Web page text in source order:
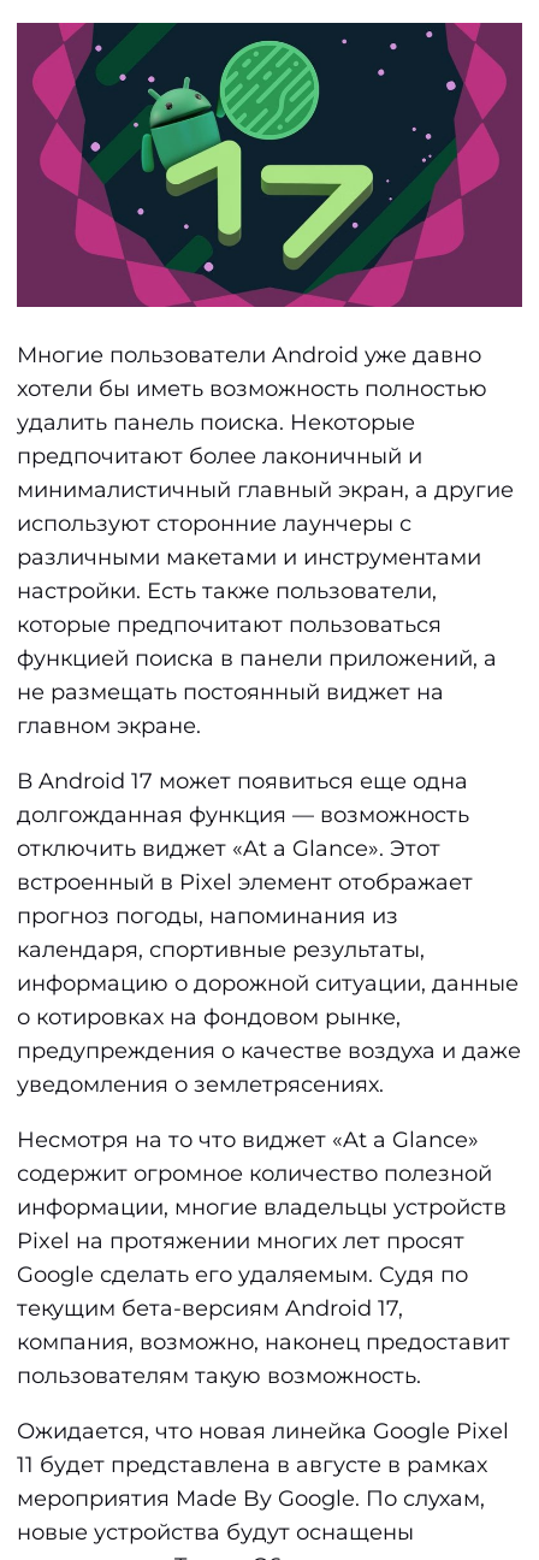
Многие пользователи Android уже давно
хотели бы иметь возможность полностью
удалить панель поиска. Некоторые
предпочитают более лаконичный и
минималистичный главный экран, а другие
используют сторонние лаунчеры с
различными макетами и инструментами
настройки. Есть также пользователи,
которые предпочитают пользоваться
функцией поиска в панели приложений, а
не размещать постоянный виджет на
главном экране.
В Android 17 может появиться еще одна
долгожданная функция — возможность
отключить виджет «At a Glance». Этот
встроенный в Pixel элемент отображает
прогноз погоды, напоминания из
календаря, спортивные результаты,
информацию о дорожной ситуации, данные
о котировках на фондовом рынке,
предупреждения о качестве воздуха и даже
уведомления о землетрясениях.
Несмотря на то что виджет «At a Glance»
содержит огромное количество полезной
информации, многие владельцы устройств
Pixel на протяжении многих лет просят
Google сделать его удаляемым. Судя по
текущим бета-версиям Android 17,
компания, возможно, наконец предоставит
пользователям такую возможность.
Ожидается, что новая линейка Google Pixel
11 будет представлена в августе в рамках
мероприятия Made By Google. По слухам,
новые устройства будут оснащены